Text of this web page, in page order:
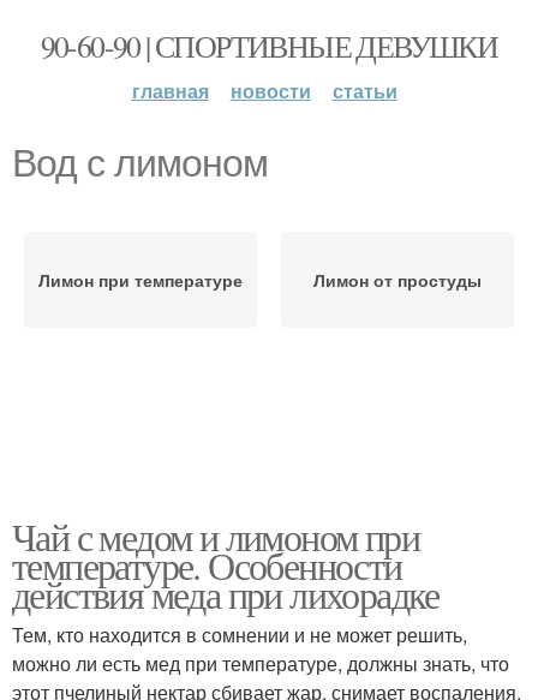
90-60-90 | СПОРТИВНЫЕ ДЕВУШКИ
главная новости статьи
Вод с лимоном
Лимон при температуре Лимон от простуды
Чай с медом и лимоном при
температуре. Особенности
действия меда при лихорадке
Тем, кто находится в сомнении и не может решить,
можно ли есть мед при температуре, должны знать, что
этот пчелиный нектар сбивает жар, снимает воспаления,